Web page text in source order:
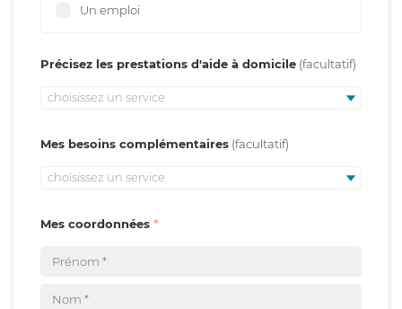
Un emploi
Précisez les prestations d'aide à domicile
choisissez un service
Mes besoins complémentaires
choisissez un service
Mes coordonnées